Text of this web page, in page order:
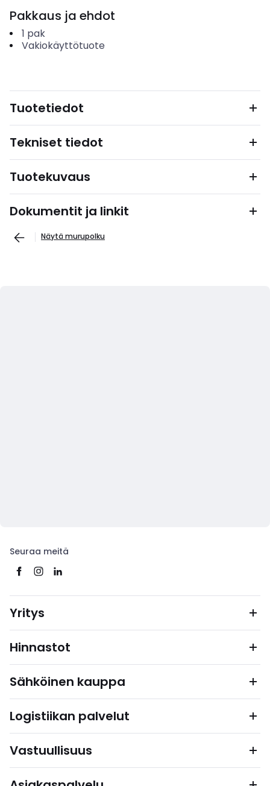
Pakkaus ja ehdot
1 pak
Vakiokäyttötuote
Tuotetiedot
Tekniset tiedot
Tuotekuvaus
Dokumentit ja linkit
Näytä murupolku
Seuraa meitä
Yritys
Hinnastot
Sähköinen kauppa
Logistiikan palvelut
Vastuullisuus